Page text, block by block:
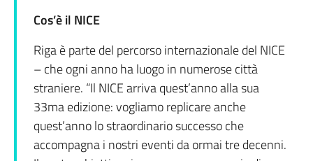
Cos’è il NICE
Riga è parte del percorso internazionale del NICE
– che ogni anno ha luogo in numerose città
straniere. “Il NICE arriva quest’anno alla sua
33ma edizione: vogliamo replicare anche
quest’anno lo straordinario successo che
accompagna i nostri eventi da ormai tre decenni.